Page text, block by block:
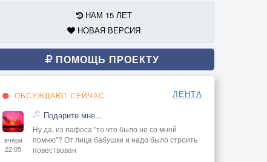
НАМ 15 ЛЕТ
НОВАЯ ВЕРСИЯ
ПОМОЩЬ ПРОЕКТУ
ОБСУЖДАЮТ СЕЙЧАС ЛЕНТА
вчера
22:05
Подарите мне...
Ну да, из пафоса "то что было не со мной
помню"? От лица бабушки и надо было строить
повествован